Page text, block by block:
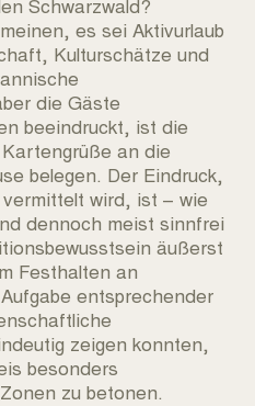
ARCHIV
es sei Aktivurlaub
Kulturschätze und
die Gäste
beeindruckt, ist die
an die
belegen. Der Eindruck,
wird, ist – wie
dennoch meist sinnfrei
äußerst
Festhalten an
entsprechender
zeigen konnten,
besonders
zu betonen.